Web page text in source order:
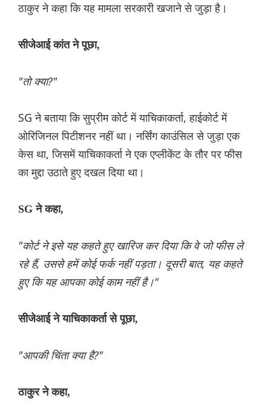
ठाकुर ने कहा कि यह मामला सरकारी खजाने से जुड़ा है।
सीजेआई कांत ने पूछा,
"तो क्या?"
SG ने बताया कि सुप्रीम कोर्ट में याचिकाकर्ता, हाईकोर्ट में
ओरिजिनल पिटीशनर नहीं था। नर्सिंग काउंसिल से जुड़ा एक
केस था, जिसमें याचिकाकर्ता ने एक एप्लीकेंट के तौर पर फीस
का मुद्दा उठाते हुए दखल दिया था।
SG ने कहा,
"कोर्ट ने इसे यह कहते हुए खारिज कर दिया कि वे जो फीस ले
रहे हैं, उससे हमें कोई फर्क नहीं पड़ता। दूसरी बात, यह कहते
हुए कि यह आपका कोई काम नहीं है।"
सीजेआई ने याचिकाकर्ता से पूछा,
"आपकी चिंता क्या है?"
ठाकुर ने कहा,